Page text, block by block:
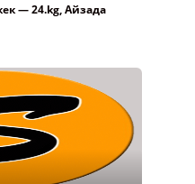
— 24.kg, Айзада